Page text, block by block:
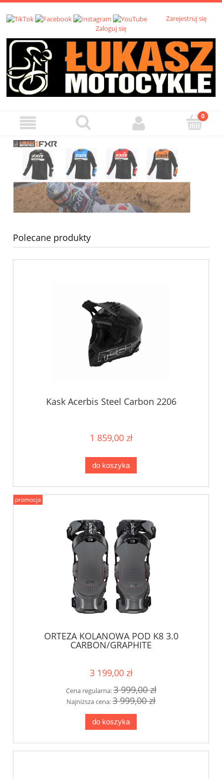
Zarejestruj się
Zaloguj się
Polecane produkty
Kask Acerbis Steel Carbon 2206
1 859,00 zł
do koszyka
ORTEZA KOLANOWA POD K8 3.0
CARBON/GRAPHITE
3 199,00 zł
Cena regularna:3 999,00 zł
Najniższa cena:3 999,00 zł
do koszyka
promocja